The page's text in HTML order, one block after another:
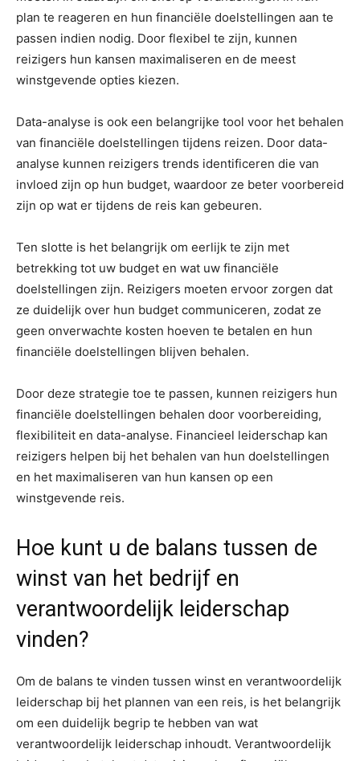
plan te reageren en hun financiële doelstellingen aan te
passen indien nodig. Door flexibel te zijn, kunnen
reizigers hun kansen maximaliseren en de meest
winstgevende opties kiezen.
Data-analyse is ook een belangrijke tool voor het behalen
van financiële doelstellingen tijdens reizen. Door data-
analyse kunnen reizigers trends identificeren die van
invloed zijn op hun budget, waardoor ze beter voorbereid
zijn op wat er tijdens de reis kan gebeuren.
Ten slotte is het belangrijk om eerlijk te zijn met
betrekking tot uw budget en wat uw financiële
doelstellingen zijn. Reizigers moeten ervoor zorgen dat
ze duidelijk over hun budget communiceren, zodat ze
geen onverwachte kosten hoeven te betalen en hun
financiële doelstellingen blijven behalen.
Door deze strategie toe te passen, kunnen reizigers hun
financiële doelstellingen behalen door voorbereiding,
flexibiliteit en data-analyse. Financieel leiderschap kan
reizigers helpen bij het behalen van hun doelstellingen
en het maximaliseren van hun kansen op een
winstgevende reis.
Hoe kunt u de balans tussen de
winst van het bedrijf en
verantwoordelijk leiderschap
vinden?
Om de balans te vinden tussen winst en verantwoordelijk
leiderschap bij het plannen van een reis, is het belangrijk
om een duidelijk begrip te hebben van wat
verantwoordelijk leiderschap inhoudt. Verantwoordelijk